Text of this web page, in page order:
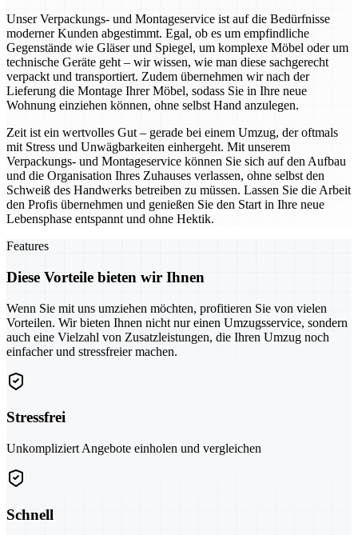
Unser Verpackungs- und Montageservice ist auf die Bedürfnisse
moderner Kunden abgestimmt. Egal, ob es um empfindliche
Gegenstände wie Gläser und Spiegel, um komplexe Möbel oder um
technische Geräte geht – wir wissen, wie man diese sachgerecht
verpackt und transportiert. Zudem übernehmen wir nach der
Lieferung die Montage Ihrer Möbel, sodass Sie in Ihre neue
Wohnung einziehen können, ohne selbst Hand anzulegen.
Zeit ist ein wertvolles Gut – gerade bei einem Umzug, der oftmals
mit Stress und Unwägbarkeiten einhergeht. Mit unserem
Verpackungs- und Montageservice können Sie sich auf den Aufbau
und die Organisation Ihres Zuhauses verlassen, ohne selbst den
Schweiß des Handwerks betreiben zu müssen. Lassen Sie die Arbeit
den Profis übernehmen und genießen Sie den Start in Ihre neue
Lebensphase entspannt und ohne Hektik.
Features
Diese Vorteile bieten wir Ihnen
Wenn Sie mit uns umziehen möchten, profitieren Sie von vielen
Vorteilen. Wir bieten Ihnen nicht nur einen Umzugsservice, sondern
auch eine Vielzahl von Zusatzleistungen, die Ihren Umzug noch
einfacher und stressfreier machen.
Stressfrei
Unkompliziert Angebote einholen und vergleichen
Schnell